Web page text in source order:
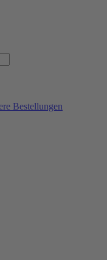
Bestellungen